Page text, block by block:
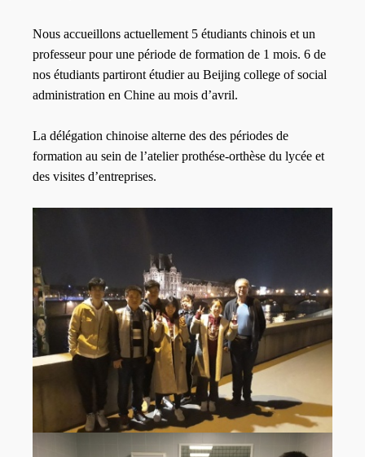
Nous accueillons actuellement 5 étudiants chinois et un
professeur pour une période de formation de 1 mois. 6 de
nos étudiants partiront étudier au Beijing college of social
administration en Chine au mois d’avril.
La délégation chinoise alterne des des périodes de
formation au sein de l’atelier prothése-orthèse du lycée et
des visites d’entreprises.